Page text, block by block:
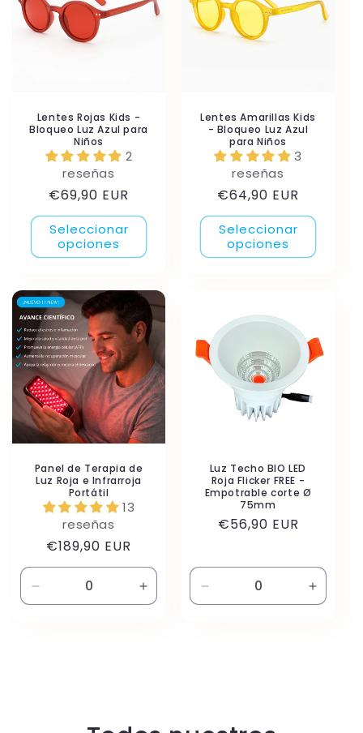
Lentes Rojas Kids -
Bloqueo Luz Azul para
Niños
2
reseñas
Precio
habitual
€69,90 EUR
Seleccionar
opciones
Lentes Amarillas Kids
- Bloqueo Luz Azul
para Niños
3
reseñas
Precio
habitual
€64,90 EUR
Seleccionar
opciones
Panel de Terapia de
Luz Roja e Infrarroja
Portátil
13
reseñas
Precio
habitual
€189,90 EUR
cantidad
Aumentar
cantidad
Luz Techo BIO LED
Roja Flicker FREE -
Empotrable corte Ø
75mm
Precio
€56,90 EUR
cantidad